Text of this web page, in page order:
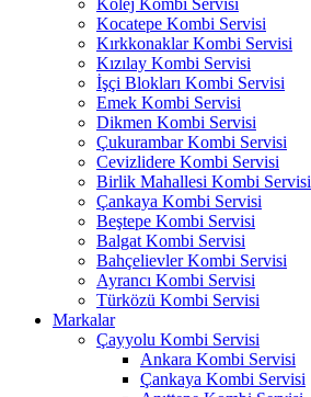
Kolej Kombi Servisi
Kocatepe Kombi Servisi
Kırkkonaklar Kombi Servisi
Kızılay Kombi Servisi
İşçi Blokları Kombi Servisi
Emek Kombi Servisi
Dikmen Kombi Servisi
Çukurambar Kombi Servisi
Cevizlidere Kombi Servisi
Birlik Mahallesi Kombi Servisi
Çankaya Kombi Servisi
Beştepe Kombi Servisi
Balgat Kombi Servisi
Bahçelievler Kombi Servisi
Ayrancı Kombi Servisi
Türközü Kombi Servisi
Markalar
Çayyolu Kombi Servisi
Ankara Kombi Servisi
Çankaya Kombi Servisi